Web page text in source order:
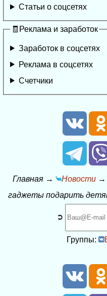
Статьи о соцсетях
🧾Реклама и заработок
Заработок в соцсетях
Реклама в соцсетях
Счетчики
Главная→ Новости→
гаджеты подарить
➲
Группы: